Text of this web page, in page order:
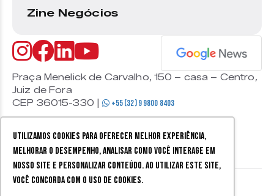
Utilizamos cookies para oferecer melhor experiência,
melhorar o desempenho, analisar como você interage em
nosso site e personalizar conteúdo. Ao utilizar este site,
você concorda com o uso de cookies.
Zine Negócios
Praça Menelick de Carvalho, 150 – casa – Centro,
Juiz de Fora
CEP 36015-330 |
+55 (32) 9 9800 8403